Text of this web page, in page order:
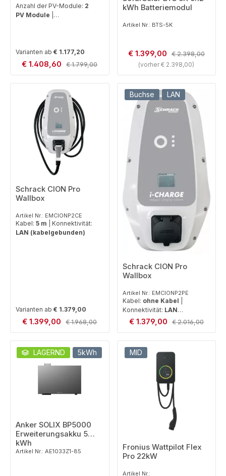
Anzahl der PV-Module: 2
PV Module
Varianten ab € 1.177,20
Verkaufspreis:
€ 1.408,60 Regulärer Preis:
€ 1.799,00
kWh Batteriemodul
Artikel Nr.: BTS-5K
Verkaufspreis:
€ 1.399,00 Regulärer Preis:
€ 2.398,00
(vorher € 2.398,00)
Schrack CION Pro
Wallbox
Artikel Nr.: EMCIONP2CE
Kabel:5 m
Konnektivität:
LAN (kabelgebunden)
Varianten ab € 1.379,00
Verkaufspreis:
€ 1.399,00 Regulärer Preis:
€ 1.968,00
Buchse LAN
Schrack CION Pro
Wallbox
Artikel Nr.: EMCIONP2PE
Kabel: ohne Kabel
Konnektivität: LAN
(kabelgebunden)
Verkaufspreis:
€ 1.379,00 Regulärer Preis:
€ 2.016,00
LAGERND 5kWh
Anker SOLIX BP5000
Erweiterungsakku 5
kWh
Artikel Nr.: AE1033Z1-85
MID
Fronius Wattpilot Flex
Pro 22kW
Artikel Nr.: